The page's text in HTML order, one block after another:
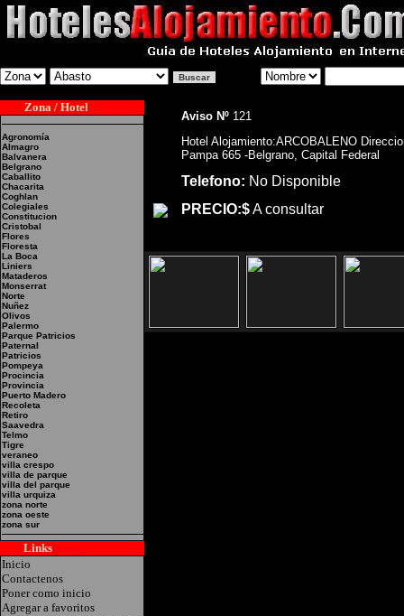
Zona / Hotel
Agronomía
Almagro
Balvanera
Belgrano
Caballito
Chacarita
Coghlan
Colegiales
Constitucion
Cristobal
Flores
Floresta
La Boca
Liniers
Mataderos
Monserrat
Norte
Nuñez
Olivos
Palermo
Parque Patricios
Paternal
Patricios
Pompeya
Procincia
Provincia
Puerto Madero
Recoleta
Retiro
Saavedra
Telmo
Tigre
veraneo
villa crespo
villa de parque
villa del parque
villa urquiza
zona norte
zona oeste
zona sur
Links
Inicio
Contactenos
Poner como inicio
Agregar a favoritos
Aviso Nº 121
Hotel Alojamiento:ARCOBALENO
Pampa 665 -Belgrano, Capital Federal
Telefono: No Disponible
PRECIO:$A consultar